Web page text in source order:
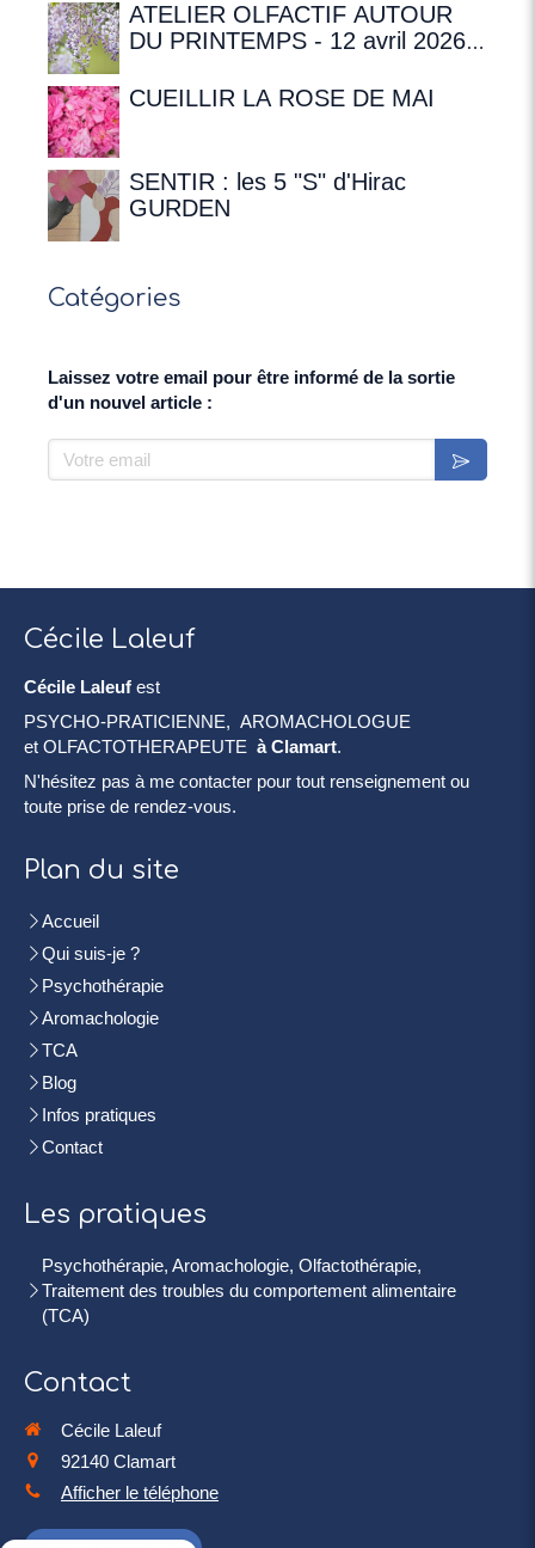
ATELIER OLFACTIF AUTOUR
DU PRINTEMPS - 12 avril 2026 à
Chateaubriand
CUEILLIR LA ROSE DE MAI
SENTIR : les 5 "S" d'Hirac
GURDEN
Catégories
Laissez votre email pour être informé de la sortie
d'un nouvel article :
Votre email
Cécile Laleuf
Cécile Laleuf est
PSYCHO-PRATICIENNE, AROMACHOLOGUE
et OLFACTOTHERAPEUTE à Clamart.
N'hésitez pas à me contacter pour tout renseignement ou
toute prise de rendez-vous.
Plan du site
Accueil
Qui suis-je ?
Psychothérapie
Aromachologie
TCA
Blog
Infos pratiques
Contact
Les pratiques
Psychothérapie, Aromachologie, Olfactothérapie,
Traitement des troubles du comportement alimentaire
(TCA)
Contact
Cécile Laleuf
92140 Clamart
Afficher le téléphone